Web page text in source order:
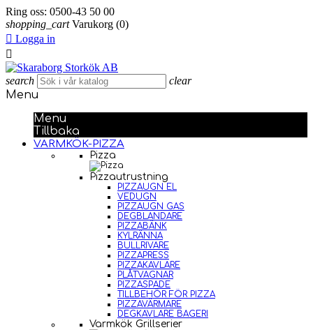
Ring oss: 0500-43 50 00
shopping_cart Varukorg (0)
 Logga in

search clear
Menu
Menu
Tillbaka
VARMKÖK-PIZZA
Pizza
Pizzautrustning
PIZZAUGN EL
VEDUGN
PIZZAUGN GAS
DEGBLANDARE
PIZZABÄNK
KYLRÄNNA
BULLRIVARE
PIZZAPRESS
PIZZAKAVLARE
PLÅTVAGNAR
PIZZASPADE
TILLBEHÖR FÖR PIZZA
PIZZAVÄRMARE
DEGKAVLARE BAGERI
Varmkök Grillserier